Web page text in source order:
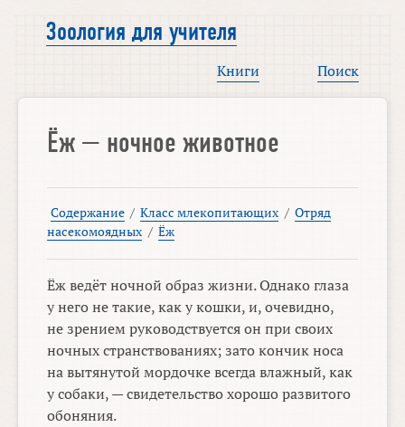
Зоология для учителя
Книги Поиск
Ёж — ночное животное
Содержание / Класс млекопитающих / Отряд
насекомоядных / Ёж
Ёж ведёт ночной образ жизни. Однако глаза
у него не такие, как у кошки, и, очевидно,
не зрением руководствуется он при своих
ночных странствованиях; зато кончик носа
на вытянутой мордочке всегда влажный, как
у собаки, — свидетельство хорошо развитого
обоняния.